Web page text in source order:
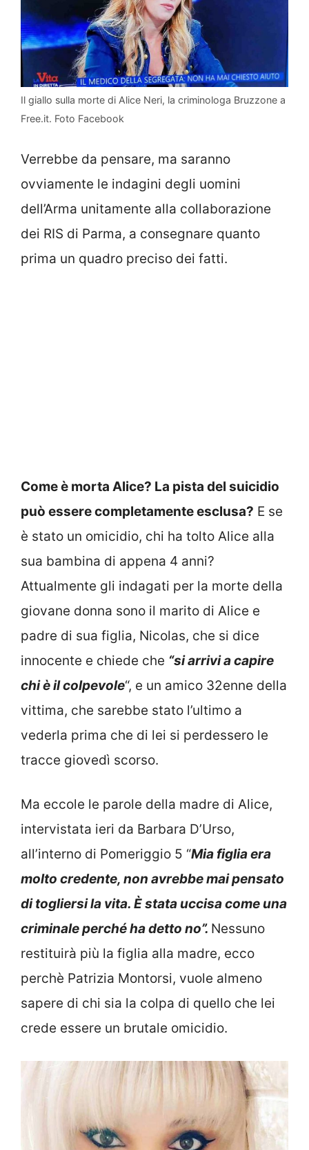
Il giallo sulla morte di Alice Neri, la criminologa Bruzzone a
Free.it. Foto Facebook
Verrebbe da pensare, ma saranno
ovviamente le indagini degli uomini
dell’Arma unitamente alla collaborazione
dei RIS di Parma, a consegnare quanto
prima un quadro preciso dei fatti.
Come è morta Alice? La pista del suicidio
può essere completamente esclusa? E se
è stato un omicidio, chi ha tolto Alice alla
sua bambina di appena 4 anni?
Attualmente gli indagati per la morte della
giovane donna sono il marito di Alice e
padre di sua figlia, Nicolas, che si dice
innocente e chiede che “si arrivi a capire
chi è il colpevole“, e un amico 32enne della
vittima, che sarebbe stato l’ultimo a
vederla prima che di lei si perdessero le
tracce giovedì scorso.
Ma eccole le parole della madre di Alice,
intervistata ieri da Barbara D’Urso,
all’interno di Pomeriggio 5 “Mia figlia era
molto credente, non avrebbe mai pensato
di togliersi la vita. È stata uccisa come una
criminale perché ha detto no”. Nessuno
restituirà più la figlia alla madre, ecco
perchè Patrizia Montorsi, vuole almeno
sapere di chi sia la colpa di quello che lei
crede essere un brutale omicidio.